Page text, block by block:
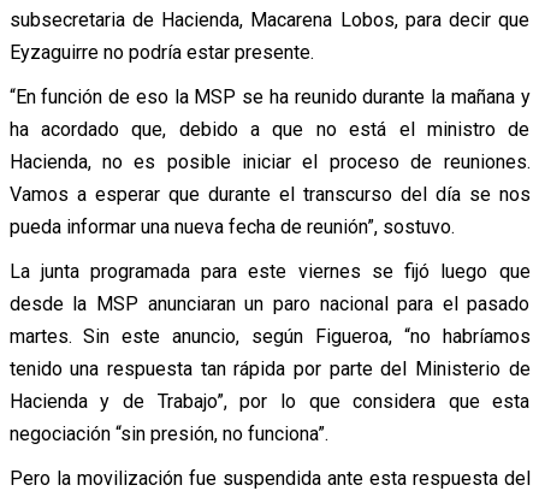
subsecretaria de Hacienda, Macarena Lobos, para decir que
Eyzaguirre no podría estar presente.
“En función de eso la MSP se ha reunido durante la mañana y
ha acordado que, debido a que no está el ministro de
Hacienda, no es posible iniciar el proceso de reuniones.
Vamos a esperar que durante el transcurso del día se nos
pueda informar una nueva fecha de reunión”, sostuvo.
La junta programada para este viernes se fijó luego que
desde la MSP anunciaran un paro nacional para el pasado
martes. Sin este anuncio, según Figueroa, “no habríamos
tenido una respuesta tan rápida por parte del Ministerio de
Hacienda y de Trabajo”, por lo que considera que esta
negociación “sin presión, no funciona”.
Pero la movilización fue suspendida ante esta respuesta del